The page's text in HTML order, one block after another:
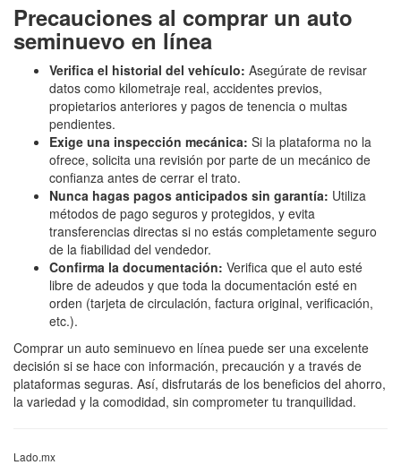
Precauciones al comprar un auto
seminuevo en línea
Verifica el historial del vehículo: Asegúrate de revisar
datos como kilometraje real, accidentes previos,
propietarios anteriores y pagos de tenencia o multas
pendientes.
Exige una inspección mecánica: Si la plataforma no la
ofrece, solicita una revisión por parte de un mecánico de
confianza antes de cerrar el trato.
Nunca hagas pagos anticipados sin garantía: Utiliza
métodos de pago seguros y protegidos, y evita
transferencias directas si no estás completamente seguro
de la fiabilidad del vendedor.
Confirma la documentación: Verifica que el auto esté
libre de adeudos y que toda la documentación esté en
orden (tarjeta de circulación, factura original, verificación,
etc.).
Comprar un auto seminuevo en línea puede ser una excelente
decisión si se hace con información, precaución y a través de
plataformas seguras. Así, disfrutarás de los beneficios del ahorro,
la variedad y la comodidad, sin comprometer tu tranquilidad.
Lado.mx